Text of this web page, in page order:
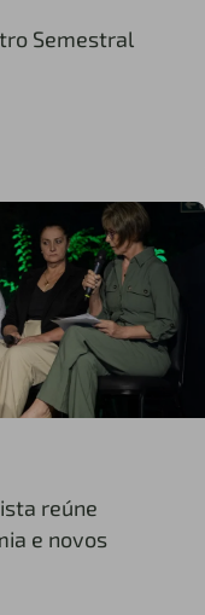
Semestral
reúne
e novos